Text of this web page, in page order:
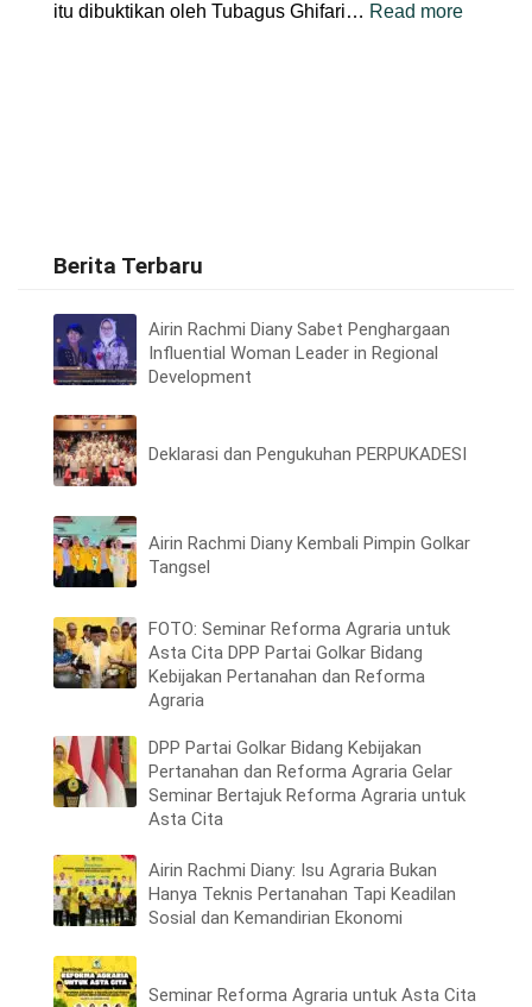
itu dibuktikan oleh Tubagus Ghifari… Read more
Berita Terbaru
Airin Rachmi Diany Sabet Penghargaan
Influential Woman Leader in Regional
Development
Deklarasi dan Pengukuhan PERPUKADESI
Airin Rachmi Diany Kembali Pimpin Golkar
Tangsel
FOTO: Seminar Reforma Agraria untuk
Asta Cita DPP Partai Golkar Bidang
Kebijakan Pertanahan dan Reforma
Agraria
DPP Partai Golkar Bidang Kebijakan
Pertanahan dan Reforma Agraria Gelar
Seminar Bertajuk Reforma Agraria untuk
Asta Cita
Airin Rachmi Diany: Isu Agraria Bukan
Hanya Teknis Pertanahan Tapi Keadilan
Sosial dan Kemandirian Ekonomi
Seminar Reforma Agraria untuk Asta Cita